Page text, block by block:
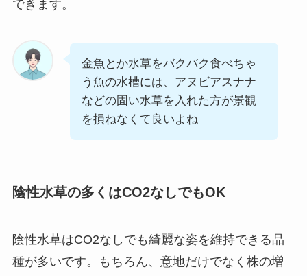
できます。
金魚とか水草をバクバク食べちゃ
う魚の水槽には、アヌビアスナナ
などの固い水草を入れた方が景観
を損ねなくて良いよね
陰性水草の多くはCO2なしでもOK
陰性水草はCO2なしでも綺麗な姿を維持できる品
種が多いです。もちろん、意地だけでなく株の増